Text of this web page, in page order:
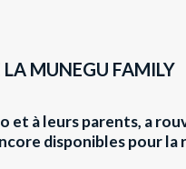
MUNEGU FAMILY
et à leurs parents, a
disponibles pour